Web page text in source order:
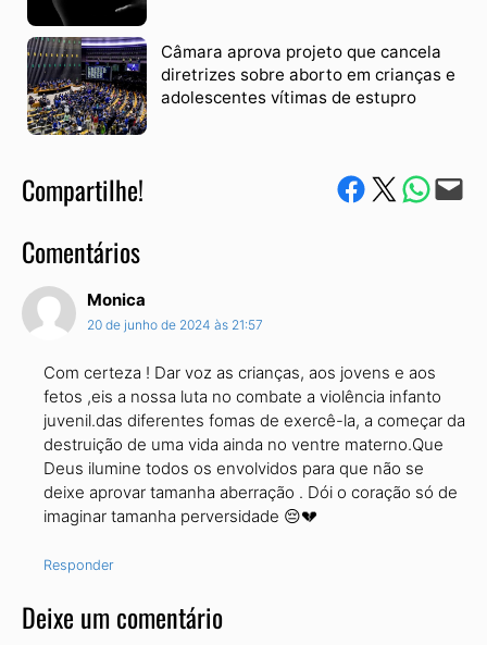
Câmara aprova projeto que cancela
diretrizes sobre aborto em crianças e
adolescentes vítimas de estupro
Compartilhe! Compartilhe no Facebook
Compartilhe no Twitter
Compartile via
Envie via e-mail
Comentários
Monica
20 de junho de 2024 às 21:57
Com certeza ! Dar voz as crianças, aos jovens e aos
fetos ,eis a nossa luta no combate a violência infanto
juvenil.das diferentes fomas de exercê-la, a começar da
destruição de uma vida ainda no ventre materno.Que
Deus ilumine todos os envolvidos para que não se
deixe aprovar tamanha aberração . Dói o coração só de
imaginar tamanha perversidade 😔💔
Responder
Deixe um comentário